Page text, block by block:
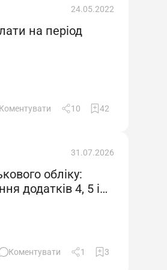
і вносити
за займаною посадою,
праці, техніки безпеки,
що відноситься до
24.05.2022
на період
Коментувати 10 42
31.07.2026
обліку:
додатків 4, 5 і
Коментувати 1 3